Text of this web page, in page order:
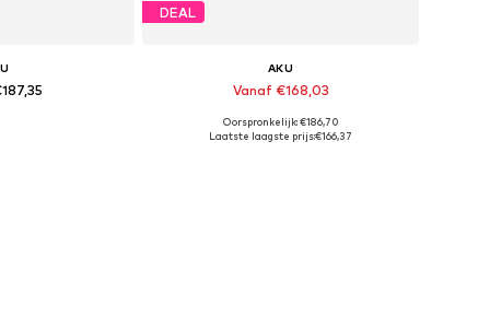
DEAL
AKU
Vanaf €168,03
Beschikbaar in vele maten
Oorspronkelijk: €186,70
Laatste laagste prijs:€166,37